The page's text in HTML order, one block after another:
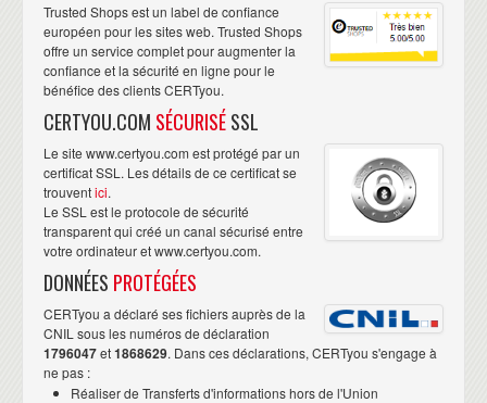
Trusted Shops est un label de confiance
européen pour les sites web. Trusted Shops
offre un service complet pour augmenter la
confiance et la sécurité en ligne pour le
bénéfice des clients CERTyou.
CERTYOU.COM SÉCURISÉSSL
Le site www.certyou.com est protégé par un
certificat SSL. Les détails de ce certificat se
trouventici.
Le SSL est le protocole de sécurité
transparent qui créé un canal sécurisé entre
votre ordinateur et www.certyou.com.
DONNÉES PROTÉGÉES
CERTyou a déclaré ses fichiers auprès de la
CNIL sous les numéros de déclaration
1796047et1868629. Dans ces déclarations, CERTyou s'engage à
ne pas :
Réaliser de Transferts d'informations hors de l'Union